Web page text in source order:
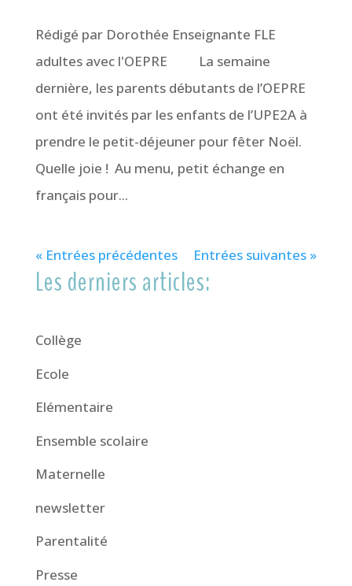
Rédigé par Dorothée Enseignante FLE
adultes avec l'OEPRE La semaine
dernière, les parents débutants de l’OEPRE
ont été invités par les enfants de l’UPE2A à
prendre le petit-déjeuner pour fêter Noël.
Quelle joie ! Au menu, petit échange en
français pour...
« Entrées précédentes Entrées suivantes »
Les derniers articles:
Collège
Ecole
Elémentaire
Ensemble scolaire
Maternelle
newsletter
Parentalité
Presse